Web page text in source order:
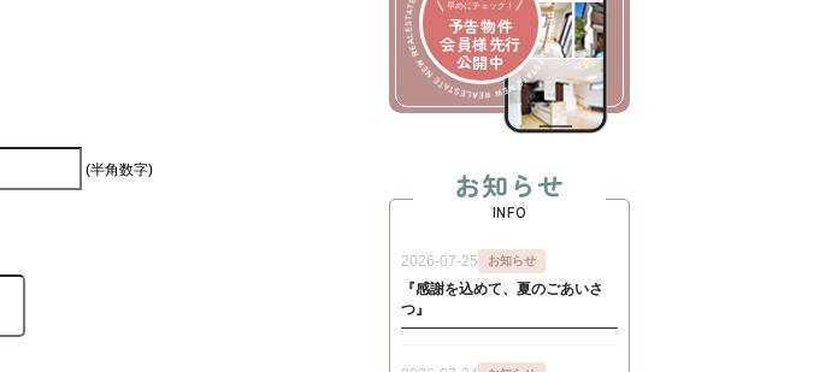
(半角数字)
早めにチェック！
予告物件
会員様先行
公開中
お知らせ
INFO